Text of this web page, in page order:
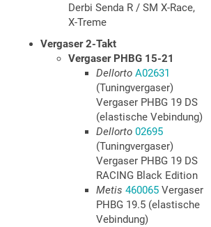
Derbi Senda R / SM X-Race,
X-Treme
Vergaser 2-Takt
Vergaser PHBG 15-21
Dellorto A02631
(Tuningvergaser)
Vergaser PHBG 19 DS
(elastische Vebindung)
Dellorto 02695
(Tuningvergaser)
Vergaser PHBG 19 DS
RACING Black Edition
Metis 460065Vergaser
PHBG 19.5 (elastische
Vebindung)